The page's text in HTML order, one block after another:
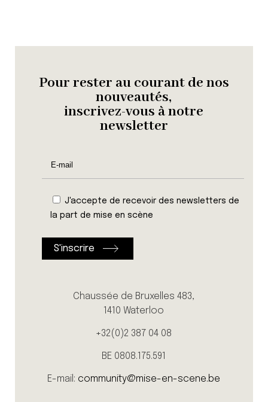
Pour rester au courant de nos
nouveautés,
inscrivez-vous à notre
newsletter
J'accepte de recevoir des newsletters de
la part de mise en scène
Chaussée de Bruxelles 483,
1410 Waterloo
+32(0)2 387 04 08
BE 0808.175.591
E-mail: community@mise-en-scene.be